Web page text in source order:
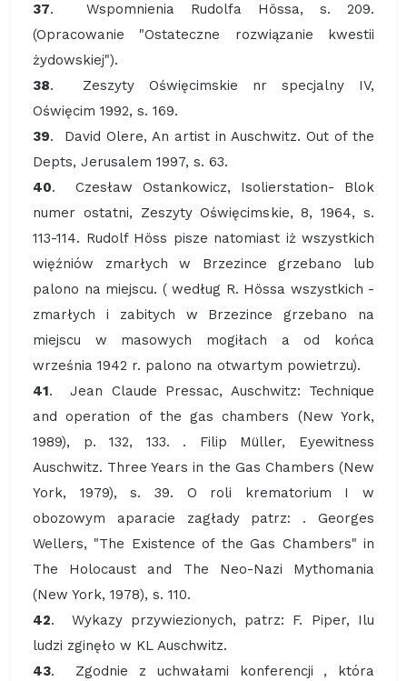
37. Wspomnienia Rudolfa Hössa, s. 209.
(Opracowanie "Ostateczne rozwiązanie kwestii
żydowskiej").
38. Zeszyty Oświęcimskie nr specjalny IV,
Oświęcim 1992, s. 169.
39. David Olere, An artist in Auschwitz. Out of the
Depts, Jerusalem 1997, s. 63.
40. Czesław Ostankowicz, Isolierstation- Blok
numer ostatni, Zeszyty Oświęcimskie, 8, 1964, s.
113-114. Rudolf Höss pisze natomiast iż wszystkich
więźniów zmarłych w Brzezince grzebano lub
palono na miejscu. ( według R. Hössa wszystkich -
zmarłych i zabitych w Brzezince grzebano na
miejscu w masowych mogiłach a od końca
września 1942 r. palono na otwartym powietrzu).
41. Jean Claude Pressac, Auschwitz: Technique
and operation of the gas chambers (New York,
1989), p. 132, 133. . Filip Müller, Eyewitness
Auschwitz. Three Years in the Gas Chambers (New
York, 1979), s. 39. O roli krematorium I w
obozowym aparacie zagłady patrz: . Georges
Wellers, "The Existence of the Gas Chambers" in
The Holocaust and The Neo-Nazi Mythomania
(New York, 1978), s. 110.
42. Wykazy przywiezionych, patrz: F. Piper, Ilu
ludzi zginęło w KL Auschwitz.
43. Zgodnie z uchwałami konferencji , która